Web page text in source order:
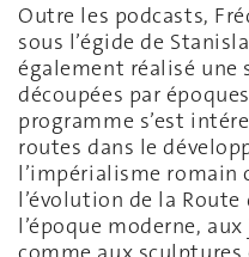
Outre les podcasts,
sous l’égide de
également réalisé une
découpées par
programme s’est
routes dans le
l’impérialisme romain
l’évolution de la Route
l’époque moderne,